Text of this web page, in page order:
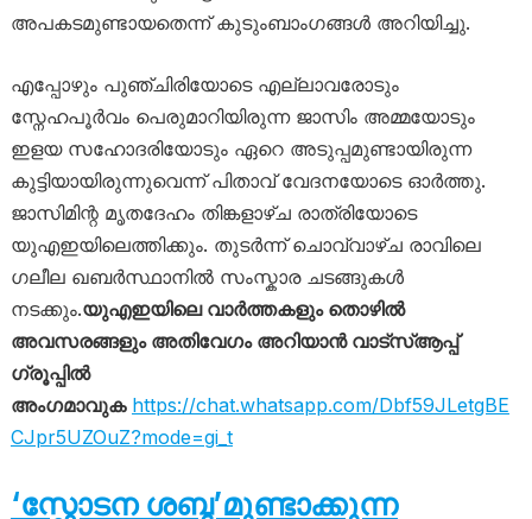
അപകടമുണ്ടായതെന്ന് കുടുംബാംഗങ്ങൾ അറിയിച്ചു.
എപ്പോഴും പുഞ്ചിരിയോടെ എല്ലാവരോടും
സ്നേഹപൂർവം പെരുമാറിയിരുന്ന ജാസിം അമ്മയോടും
ഇളയ സഹോദരിയോടും ഏറെ അടുപ്പമുണ്ടായിരുന്ന
കുട്ടിയായിരുന്നുവെന്ന് പിതാവ് വേദനയോടെ ഓർത്തു.
ജാസിമിന്റ മൃതദേഹം തിങ്കളാഴ്ച രാത്രിയോടെ
യുഎഇയിലെത്തിക്കും. തുടർന്ന് ചൊവ്വാഴ്ച രാവിലെ
ഗലീല ഖബർസ്ഥാനിൽ സംസ്കാര ചടങ്ങുകൾ
നടക്കും.യുഎഇയിലെ വാർത്തകളും തൊഴിൽ
അവസരങ്ങളും അതിവേഗം അറിയാൻ വാട്സ്ആപ്പ്
ഗ്രൂപ്പിൽ
അംഗമാവുക https://chat.whatsapp.com/Dbf59JLetgBE
CJpr5UZOuZ?mode=gi_t
‘സ്ഫോടന ശബ്ദ’മുണ്ടാക്കുന്ന